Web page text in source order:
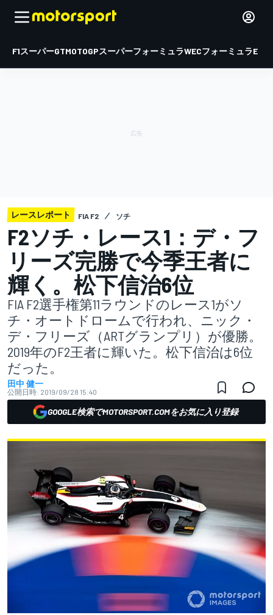
F1スーパーGTMOTOGPスーパーフォーミュラWECフォーミュラE
レースレポート FIA F2 ソチ
F2ソチ・レース1：デ・フ
リーズ完勝で今季王者に
輝く。松下信治6位
FIA F2選手権第11ラウンドのレース1がソ
チ・オートドロームで行われ、ニック・
デ・フリーズ（ARTグランプリ）が優勝。
2019年のF2王者に輝いた。松下信治は6位
だった。
田中 健一
公開日時: 2019/09/28 15:40
GOOGLE検索でMOTORSPORT.COMをお気に入り登録